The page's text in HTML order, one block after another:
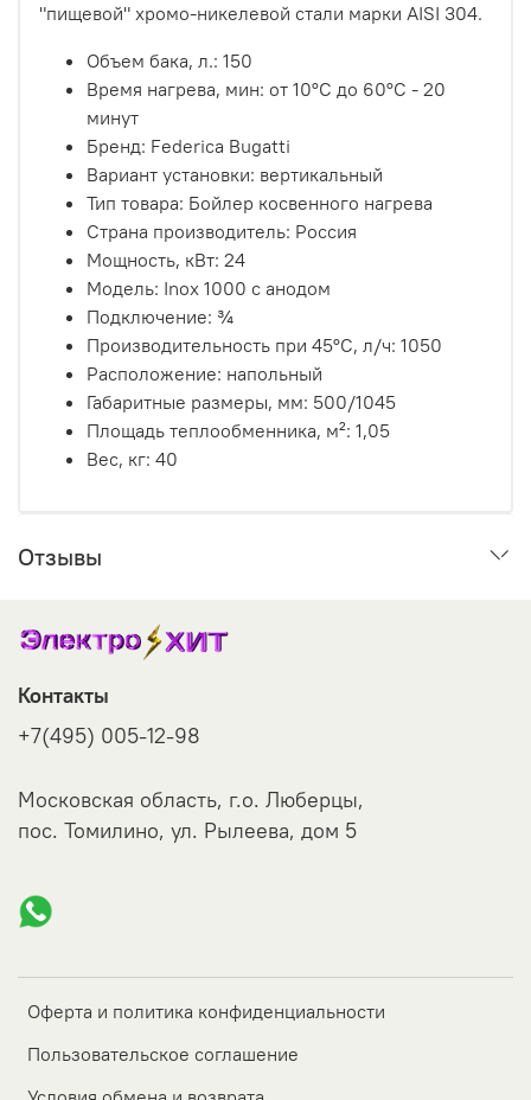
"пищевой" хромо-никелевой стали марки AISI 304.
Объем бака, л.: 150
Время нагрева, мин: от 10°С до 60°С - 20
минут
Бренд: Federica Bugatti
Вариант установки: вертикальный
Тип товара: Бойлер косвенного нагрева
Страна производитель: Россия
Мощность, кВт: 24
Модель: Inox 1000 с анодом
Подключение: ¾
Производительность при 45°С, л/ч: 1050
Расположение: напольный
Габаритные размеры, мм: 500/1045
Площадь теплообменника, м²: 1,05
Вес, кг: 40
Отзывы
Оферта и политика конфиденциальности
Пользовательское соглашение
Контакты
+7(495) 005-12-98
Московская область, г.о. Люберцы,
пос. Томилино, ул. Рылеева, дом 5